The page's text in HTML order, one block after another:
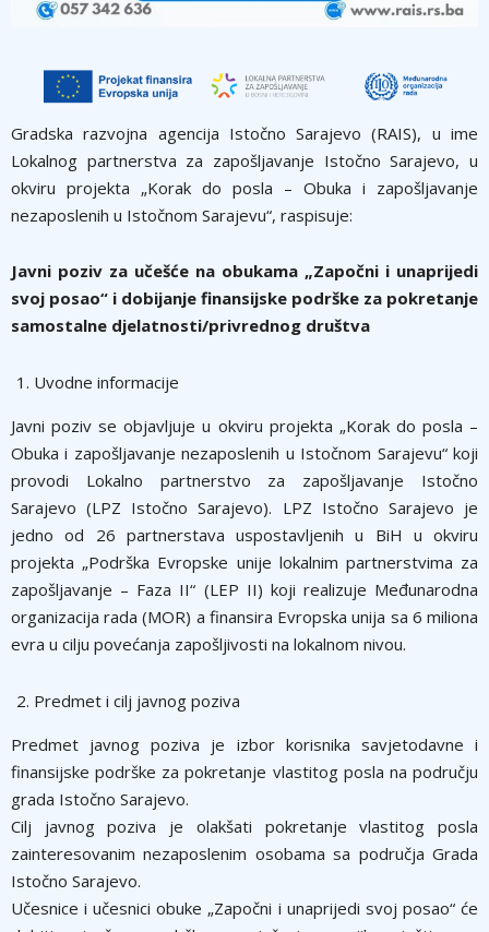
Gradska razvojna agencija Istočno Sarajevo (RAIS), u ime
Lokalnog partnerstva za zapošljavanje Istočno Sarajevo, u
okviru projekta „Korak do posla – Obuka i zapošljavanje
nezaposlenih u Istočnom Sarajevu“, raspisuje:
Javni poziv za učešće na obukama „Započni i unaprijedi
svoj posao“ i dobijanje finansijske podrške za pokretanje
samostalne djelatnosti/privrednog društva
Uvodne informacije
Javni poziv se objavljuje u okviru projekta „Korak do posla –
Obuka i zapošljavanje nezaposlenih u Istočnom Sarajevu“ koji
provodi Lokalno partnerstvo za zapošljavanje Istočno
Sarajevo (LPZ Istočno Sarajevo). LPZ Istočno Sarajevo je
jedno od 26 partnerstava uspostavljenih u BiH u okviru
projekta „Podrška Evropske unije lokalnim partnerstvima za
zapošljavanje – Faza II“ (LEP II) koji realizuje Međunarodna
organizacija rada (MOR) a finansira Evropska unija sa 6 miliona
evra u cilju povećanja zapošljivosti na lokalnom nivou.
Predmet i cilj javnog poziva
Predmet javnog poziva je izbor korisnika savjetodavne i
finansijske podrške za pokretanje vlastitog posla na području
grada Istočno Sarajevo.
Cilj javnog poziva je olakšati pokretanje vlastitog posla
zainteresovanim nezaposlenim osobama sa područja Grada
Istočno Sarajevo.
Učesnice i učesnici obuke „Započni i unaprijedi svoj posao“ će